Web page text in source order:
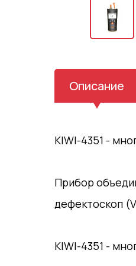
Описание
KIWI-4351 -
Прибор
дефектоскоп
KIWI-4351 -